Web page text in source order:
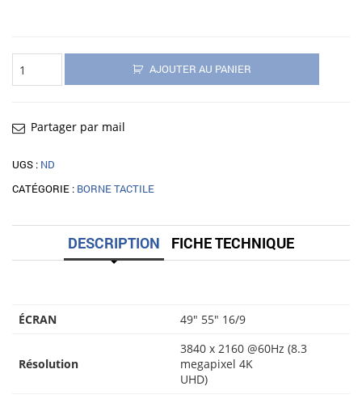
quantité
de
55"
AJOUTER AU PANIER
Partager par mail
UGS : ND
CATÉGORIE : BORNE TACTILE
DESCRIPTION FICHE TECHNIQUE
ÉCRAN 49″ 55″ 16/9
Résolution
3840 x 2160 @60Hz (8.3
megapixel 4K
UHD)